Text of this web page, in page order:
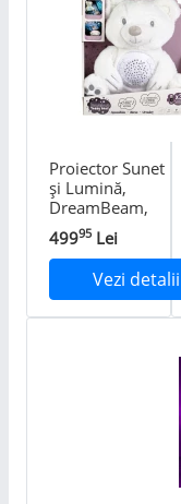
Proiector Sunet
și Lumină,
DreamBeam,
Ursuleț, Culoare
Alb, Accesorii
Baterii AAA
49995 Lei
Vezi detalii